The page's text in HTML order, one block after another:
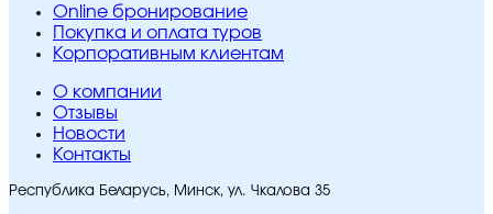
Online бронирование
Покупка и оплата туров
Корпоративным клиентам
O компании
Отзывы
Новости
Контакты
Республика Беларусь, Минск, ул. Чкалова 35